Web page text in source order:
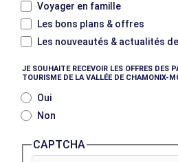
Voyager en famille
Les bons plans & offres
Les nouveautés & actualités
JE SOUHAITE RECEVOIR LES OFFRES DES
TOURISME DE LA VALLÉE DE CHAMONIX-
Oui
Non
CAPTCHA